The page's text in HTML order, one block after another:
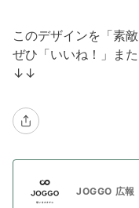
このデザインを「素
ぜひ「いいね！」ま
↓↓
JOGGO 広報